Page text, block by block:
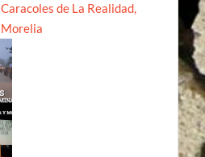
de La Realidad,